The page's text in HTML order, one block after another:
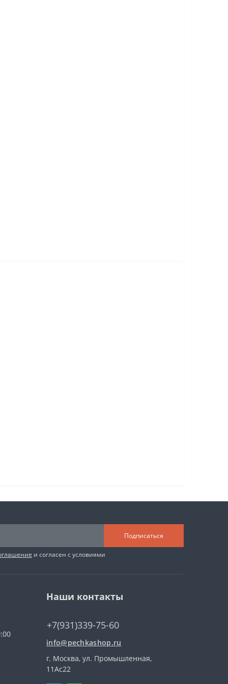
Подписаться
и согласен с условиями
Наши контакты
+7(931)339-75-60
info@pechkashop.ru
г. Москва, ул. Промышленная,
11Ас22